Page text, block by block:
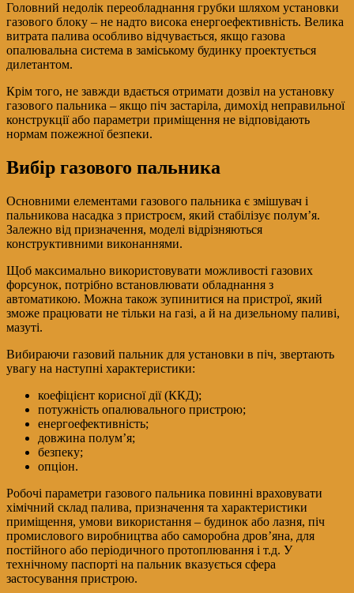
Головний недолік переобладнання грубки шляхом установки
газового блоку – не надто висока енергоефективність. Велика
витрата палива особливо відчувається, якщо газова
опалювальна система в заміському будинку проектується
дилетантом.
Крім того, не завжди вдається отримати дозвіл на установку
газового пальника – якщо піч застаріла, димохід неправильної
конструкції або параметри приміщення не відповідають
нормам пожежної безпеки.
Вибір газового пальника
Основними елементами газового пальника є змішувач і
пальникова насадка з пристроєм, який стабілізує полум’я.
Залежно від призначення, моделі відрізняються
конструктивними виконаннями.
Щоб максимально використовувати можливості газових
форсунок, потрібно встановлювати обладнання з
автоматикою. Можна також зупинитися на пристрої, який
зможе працювати не тільки на газі, а й на дизельному паливі,
мазуті.
Вибираючи газовий пальник для установки в піч, звертають
увагу на наступні характеристики:
коефіцієнт корисної дії (ККД);
потужність опалювального пристрою;
енергоефективність;
довжина полум’я;
безпеку;
опціон.
Робочі параметри газового пальника повинні враховувати
хімічний склад палива, призначення та характеристики
приміщення, умови використання – будинок або лазня, піч
промислового виробництва або саморобна дров’яна, для
постійного або періодичного протоплювання і т.д. У
технічному паспорті на пальник вказується сфера
застосування пристрою.